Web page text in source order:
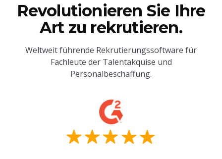
Revolutionieren Sie Ihre
Art zu rekrutieren.
Weltweit führende Rekrutierungssoftware für
Fachleute der Talentakquise und
Personalbeschaffung.